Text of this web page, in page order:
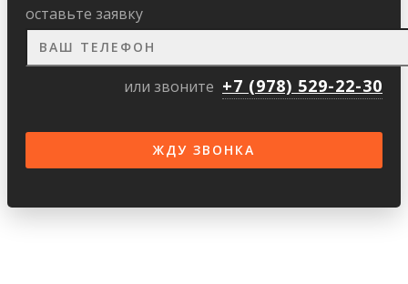
оставьте заявку
или звоните +7 (978) 529-22-30